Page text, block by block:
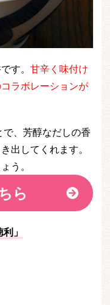
す。 甘辛く味付け
ラボレーションが
で、芳醇なだしの香
出してくれます。
う。
ら
利 」